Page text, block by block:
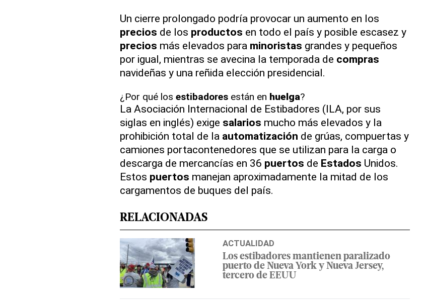
Un cierre prolongado podría provocar un aumento en los
precios de los productos en todo el país y posible escasez y
precios más elevados para minoristas grandes y pequeños
por igual, mientras se avecina la temporada de compras
navideñas y una reñida elección presidencial.
¿Por qué los estibadoresestán en huelga?
La Asociación Internacional de Estibadores (ILA, por sus
siglas en inglés) exige salarios mucho más elevados y la
prohibición total de la automatización de grúas, compuertas y
camiones portacontenedores que se utilizan para la carga o
descarga de mercancías en 36 puertos de Estados Unidos.
Estos puertos manejan aproximadamente la mitad de los
cargamentos de buques del país.
RELACIONADAS
ACTUALIDAD
Los estibadores mantienen paralizado
puerto de Nueva York y Nueva Jersey,
tercero de EEUU